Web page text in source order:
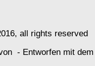
all rights reserved
- Entworfen mit dem